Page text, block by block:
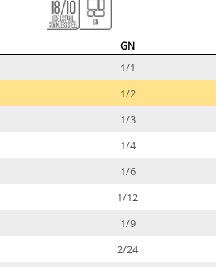
GN
1/1
1/2
1/3
1/4
1/6
1/12
1/9
2/24